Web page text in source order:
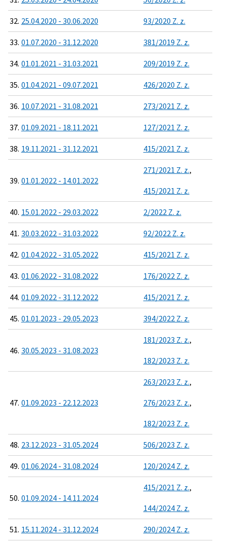
32. 25.04.2020 - 30.06.2020 93/2020 Z. z.
33. 01.07.2020 - 31.12.2020 381/2019 Z. z.
34. 01.01.2021 - 31.03.2021 209/2019 Z. z.
35. 01.04.2021 - 09.07.2021 426/2020 Z. z.
36. 10.07.2021 - 31.08.2021 273/2021 Z. z.
37. 01.09.2021 - 18.11.2021 127/2021 Z. z.
38. 19.11.2021 - 31.12.2021 415/2021 Z. z.
39. 01.01.2022 - 14.01.2022
271/2021 Z. z.,
415/2021 Z. z.
40. 15.01.2022 - 29.03.2022 2/2022 Z. z.
41. 30.03.2022 - 31.03.2022 92/2022 Z. z.
42. 01.04.2022 - 31.05.2022 415/2021 Z. z.
43. 01.06.2022 - 31.08.2022 176/2022 Z. z.
44. 01.09.2022 - 31.12.2022 415/2021 Z. z.
45. 01.01.2023 - 29.05.2023 394/2022 Z. z.
46. 30.05.2023 - 31.08.2023
181/2023 Z. z.,
182/2023 Z. z.
47. 01.09.2023 - 22.12.2023
263/2023 Z. z.,
276/2023 Z. z.,
182/2023 Z. z.
48. 23.12.2023 - 31.05.2024 506/2023 Z. z.
49. 01.06.2024 - 31.08.2024 120/2024 Z. z.
50. 01.09.2024 - 14.11.2024
415/2021 Z. z.,
144/2024 Z. z.
51. 15.11.2024 - 31.12.2024 290/2024 Z. z.